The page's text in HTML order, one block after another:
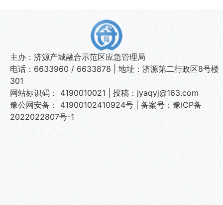
主办：济源产城融合示范区应急管理局
电话：6633960 / 6633878 | 地址：济源第二行政区8号楼
301
网站标识码： 4190010021 | 投稿：jyaqyj@163.com
豫公网安备： 41900102410924号
备案号：豫ICP备
2022022807号-1